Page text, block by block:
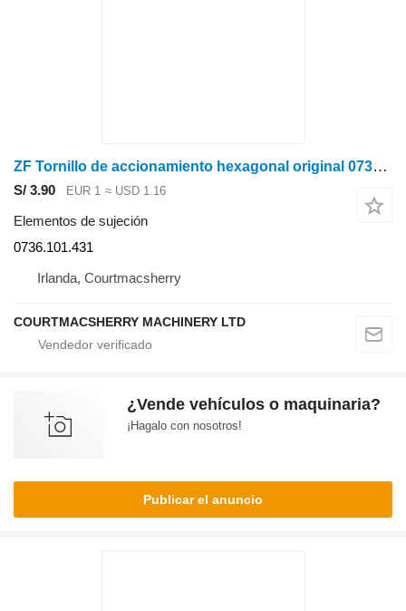
ZF Tornillo de accionamiento hexagonal original 0736.101.431
S/ 3.90 EUR 1 ≈ USD 1.16
Elementos de sujeción
0736.101.431
Irlanda, Courtmacsherry
COURTMACSHERRY MACHINERY LTD
¿Vende vehículos o maquinaria?
¡Hagalo con nosotros!
Publicar el anuncio